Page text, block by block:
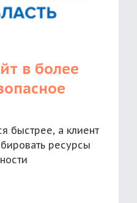
в более
быстрее, а клиент
ресурсы